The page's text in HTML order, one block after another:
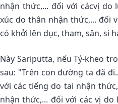
nhận thức,... đối với cácvị do
xúc do thân nhận thức,... đối
có khởi lên dục, tham, sân, si
Này Sariputta, nếu Tỷ-kheo
sau: "Trên con đường ta đã
với các tiếng do tai nhận
nhận thức,... đối với các vị